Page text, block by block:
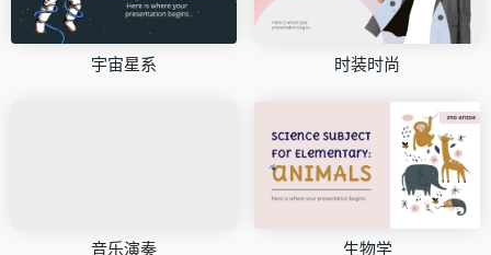
宇宙星系 时装时尚
音乐演奏 生物学